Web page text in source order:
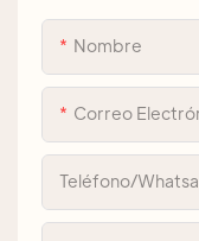
Nombre
Correo
Teléfono/